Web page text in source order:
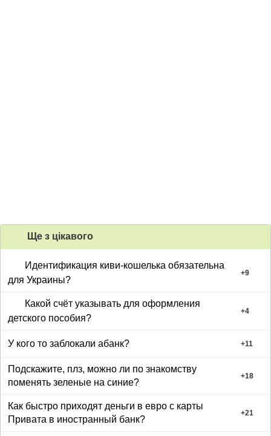
Ще з цiкавого
Идентификация киви-кошелька обязательна
для Украины?
+9
Какой счёт указывать для оформления
детского пособия?
+4
У кого то заблокали абанк? +11
Подскажите, плз, можно ли по знакомству
поменять зеленые на синие?
+18
Как быстро приходят деньги в евро с карты
Привата в иностранный банк?
+21